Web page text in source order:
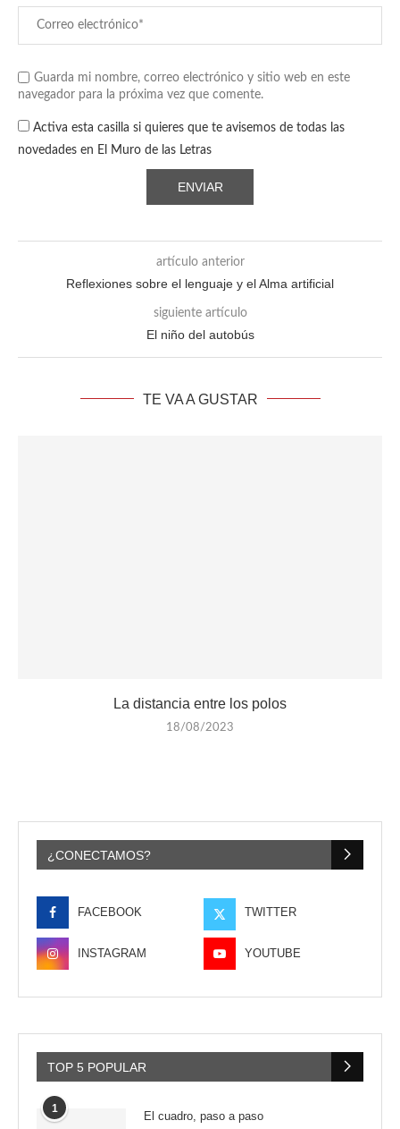
Guarda mi nombre, correo electrónico y sitio web en este
navegador para la próxima vez que comente.
Activa esta casilla si quieres que te avisemos de todas las
novedades en El Muro de las Letras
artículo anterior
Reflexiones sobre el lenguaje y el Alma artificial
siguiente artículo
El niño del autobús
TE VA A GUSTAR
La distancia entre los polos
18/08/2023
¿CONECTAMOS?
FACEBOOK TWITTER
INSTAGRAM YOUTUBE
TOP 5 POPULAR
1
El cuadro, paso a paso